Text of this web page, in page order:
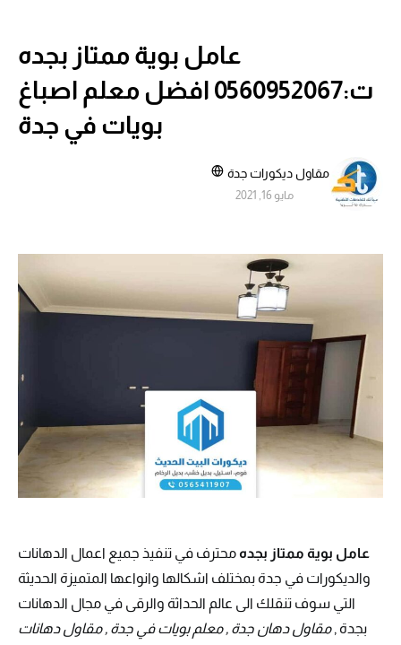
عامل بوية ممتاز بجده
ت:0560952067 افضل معلم اصباغ
بويات في جدة
مقاول ديكورات جدة
مايو 16, 2021
عامل بوية ممتاز بجده محترف في تنفيذ جميع اعمال الدهانات
والديكورات في جدة بمختلف اشكالها وانواعها المتميزة الحديثة
التي سوف تنقلك الى عالم الحداثة والرقى في مجال الدهانات
بجدة ,مقاول دهان جدة , معلم بويات في جدة , مقاول دهانات